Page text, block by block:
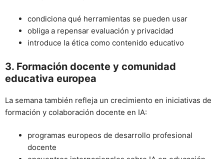
condiciona qué herramientas se pueden usar
obliga a repensar evaluación y privacidad
introduce la ética como contenido educativo
3. Formación docente y comunidad
educativa europea
La semana también refleja un crecimiento en iniciativas de
formación y colaboración docente en IA:
programas europeos de desarrollo profesional
docente